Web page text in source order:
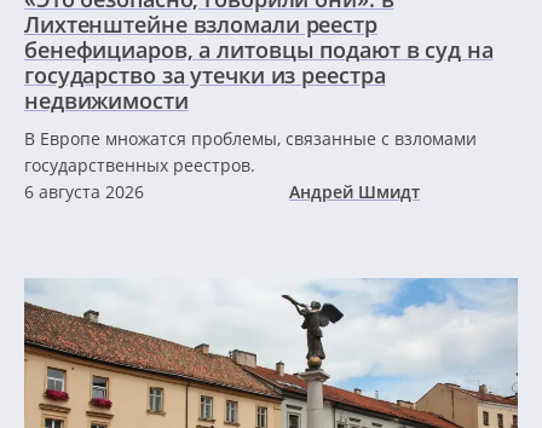
Лихтенштейне взломали реестр
бенефициаров, а литовцы подают в суд на
государство за утечки из реестра
недвижимости
В Европе множатся проблемы, связанные с взломами
государственных реестров.
6 августа 2026
Андрей Шмидт